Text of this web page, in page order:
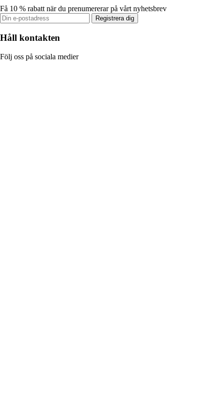
Få 10 % rabatt när du prenumererar på vårt nyhetsbrev
Registrera dig
Håll kontakten
Följ oss på sociala medier